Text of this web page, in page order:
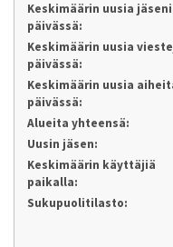
Keskimäärin uusia
päivässä:
Keskimäärin uusia
päivässä:
Keskimäärin uusia
päivässä:
Alueita yhteensä:
Uusin jäsen:
Keskimäärin käyttäjiä
paikalla:
Sukupuolitilasto: